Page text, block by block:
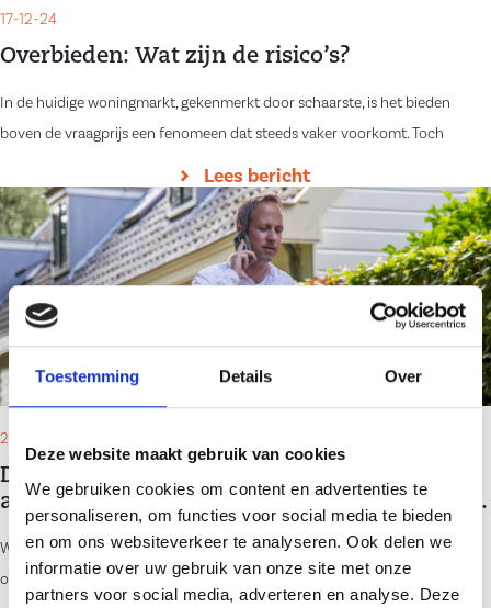
Toestemming Details Over
Deze website maakt gebruik van cookies
We gebruiken cookies om content en advertenties te
personaliseren, om functies voor social media te bieden
en om ons websiteverkeer te analyseren. Ook delen we
informatie over uw gebruik van onze site met onze
partners voor social media, adverteren en analyse. Deze
17-12-24
Overbieden: Wat zijn de risico’s?
In de huidige woningmarkt, gekenmerkt door schaarste, is het bieden
boven de vraagprijs een fenomeen dat steeds vaker voorkomt. Toch
Lees bericht
26-11-24
De vertrouwelijkheid van een
aankoopmakelaar tijdens onderhandelingen.
Wat mag een aankoopmakelaar wel en niet vertellen tijdens het
onderhandelingsproces? Wanneer je op zoek bent naar een nieuwe